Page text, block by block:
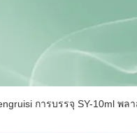
การบรรจุ SY-10ml พ